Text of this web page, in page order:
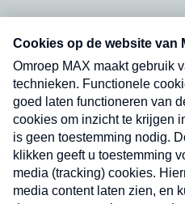
nieuwsbrief. Elke vrijdag-
uw mailbox.